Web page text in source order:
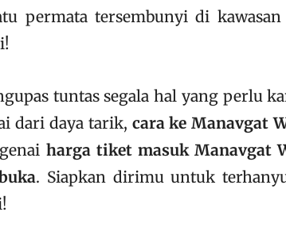
permata tersembunyi di
tuntas segala hal yang perlu
dari daya tarik, cara ke Manavgat
harga tiket masuk Manavgat
. Siapkan dirimu untuk